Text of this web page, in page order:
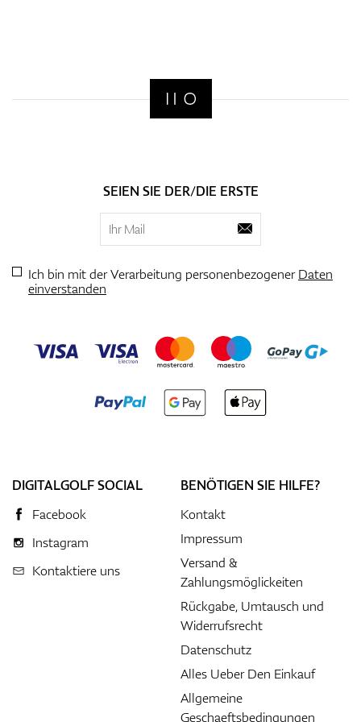
SEIEN SIE DER/DIE ERSTE
Ich bin mit der Verarbeitung personenbezogenerDaten
einverstanden
DIGITALGOLF SOCIAL
Facebook
Instagram
Kontaktiere uns
BENÖTIGEN SIE HILFE?
Kontakt
Impressum
Versand &
Zahlungsmöglickeiten
Rückgabe, Umtausch und
Widerrufsrecht
Datenschutz
Alles Ueber Den Einkauf
Allgemeine
Geschaeftsbedingungen